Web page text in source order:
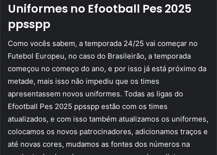
Uniformes no Efootball Pes 2025
ppsspp
Como vocês sabem, a temporada 24/25 vai começar no
Futebol Europeu, no caso do Brasileirão, a temporada
começou no começo do ano, e por isso já está próximo da
metade, mais isso não impediu que os times
apresentassem novos uniformes. Todas as ligas do
Efootball Pes 2025 ppsspp estão com os times
atualizados, e com isso também atualizamos os uniformes,
colocamos os novos patrocinadores, adicionamos traços e
até novas cores, mudamos as fontes dos números na